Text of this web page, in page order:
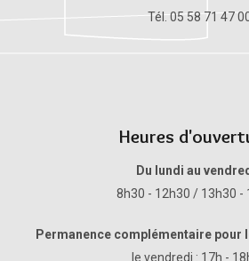
Tél. 05 58 71 47
Heures
Du lundi au
8h30 - 12h30 / 13h30 -
Permanence complémentaire pour
le vendredi : 17h -